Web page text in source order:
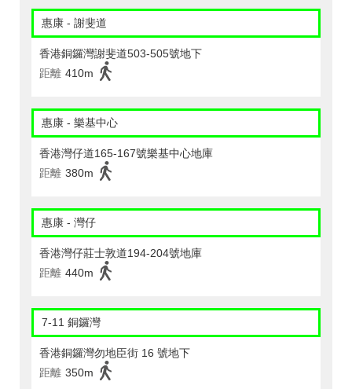
惠康 - 謝斐道
香港銅鑼灣謝斐道503-505號地下
距離 410m
惠康 - 樂基中心
香港灣仔道165-167號樂基中心地庫
距離 380m
惠康 - 灣仔
香港灣仔莊士敦道194-204號地庫
距離 440m
7-11 銅鑼灣
香港銅鑼灣勿地臣街 16 號地下
距離 350m